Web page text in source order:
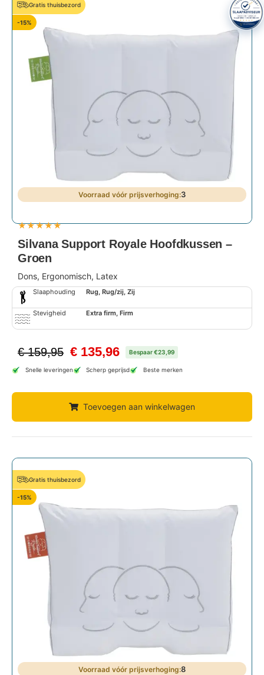
Gratis thuisbezord
-15%
3
★★★★★
Silvana Support Royale Hoofdkussen –
Groen
Dons, Ergonomisch, Latex
Slaaphouding Rug, Rug/zij, Zij
Stevigheid Extra firm, Firm
€159,95 € 135,96 Bespaar €23,99
Snelle leveringen Scherp geprijsd Beste merken
Toevoegen aan winkelwagen
Gratis thuisbezord
-15%
8